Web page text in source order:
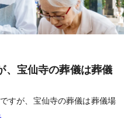
、宝仙寺の葬儀は葬儀
すが、宝仙寺の葬儀は葬儀場